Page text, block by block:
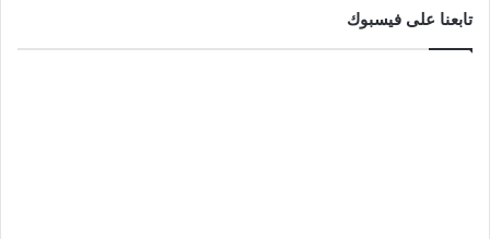
تابعنا على فيسبوك